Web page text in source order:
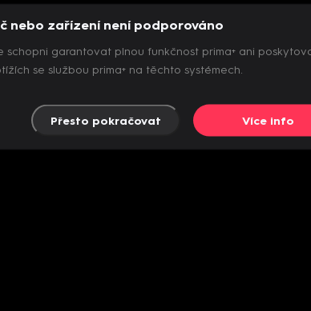
nebo zařízení není podporováno
schopni garantovat plnou funkčnost prima+ ani
se službou prima+ na těchto systémech.
Přesto pokračovat Více info